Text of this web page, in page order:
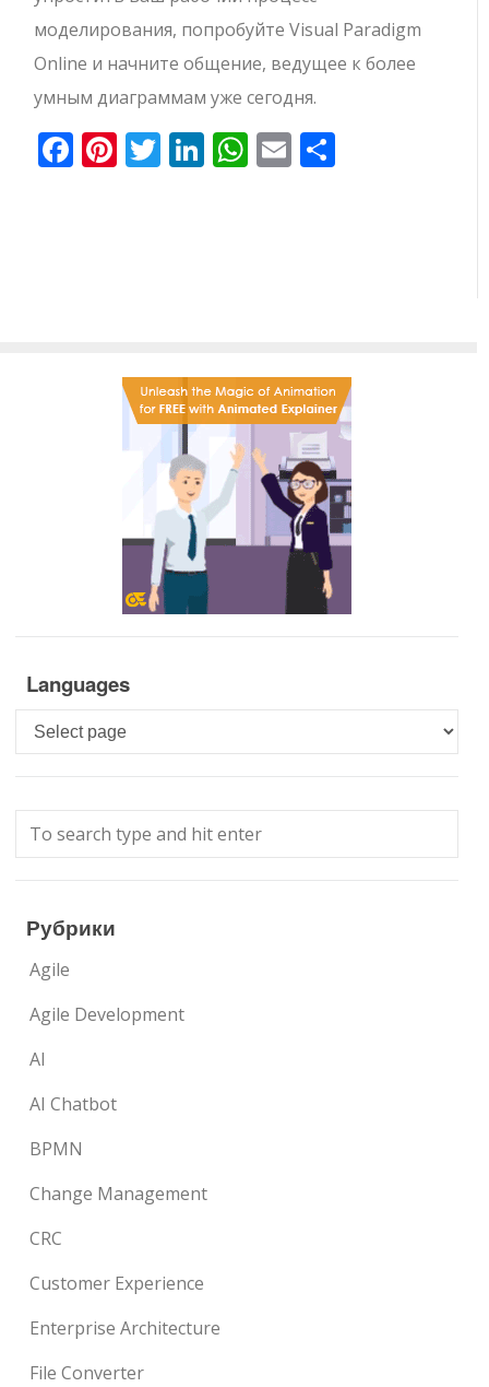
моделирования, попробуйте Visual Paradigm
Online и начните общение, ведущее к более
умным диаграммам уже сегодня.
Facebook
Pinterest
Twitter
LinkedIn
WhatsApp
Email
Languages
Languages
Рубрики
Agile
Agile Development
AI
AI Chatbot
BPMN
Change Management
CRC
Customer Experience
Enterprise Architecture
File Converter